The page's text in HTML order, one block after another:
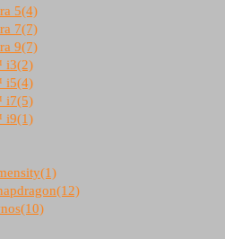
5(4)
7(7)
9(7)
i3(2)
i5(4)
i7(5)
i9(1)
(1)
(12)
(10)